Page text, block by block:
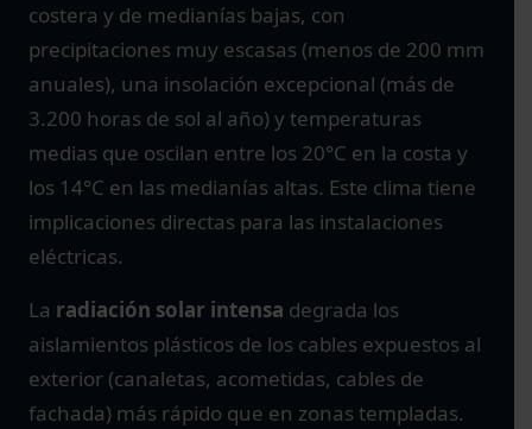
costera y de medianías bajas, con
precipitaciones muy escasas (menos de 200 mm
anuales), una insolación excepcional (más de
3.200 horas de sol al año) y temperaturas
medias que oscilan entre los 20°C en la costa y
los 14°C en las medianías altas. Este clima tiene
implicaciones directas para las instalaciones
eléctricas.
La radiación solar intensa degrada los
aislamientos plásticos de los cables expuestos al
exterior (canaletas, acometidas, cables de
fachada) más rápido que en zonas templadas.